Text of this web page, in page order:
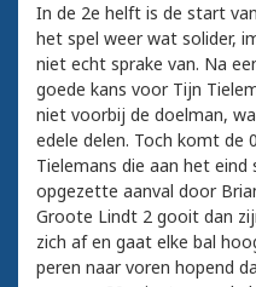
In de 2e helft is de start
het spel weer wat solider,
niet echt sprake van. Na
goede kans voor Tijn
niet voorbij de doelman,
edele delen. Toch komt de
Tielemans die aan het
opgezette aanval door
Groote Lindt 2 gooit dan
zich af en gaat elke bal
peren naar voren hopend